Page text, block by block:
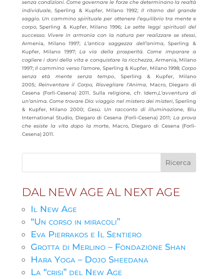
senza condizioni. Come governare le forze che determinano la realtà
individuale, Sperling & Kupfer, Milano 1992;Il ritorno del grande
saggio. Un cammino spirituale per ottenere l’equilibrio tra mente e
corpo, Sperling & Kupfer, Milano 1996; Le sette leggi spirituali del
successo. Vivere in armonia con la natura per realizzare se stessi,
Armenia, Milano 1997;L’antica saggezza dell’anima, Sperling &
Kupfer, Milano 1997; La via della prosperità. Come imparare a
cogliere i doni della vita e conquistare la ricchezza, Armenia, Milano
1997;Il cammino verso l’amore, Sperling & Kupfer, Milano 1998;Corpo
senza età mente senza tempo, Sperling & Kupfer, Milano
2005; Reinventare il Corpo, Risvegliare l’Anima, Macro, Diegaro di
Cesena (Forlì-Cesena) 2011. Sulla religione, cfr. Idem,L’avventura di
un’anima. Come trovare Dio: viaggio nel mistero dei misteri, Sperling
& Kupfer, Milano 2000; Gesù. Un racconto di illuminazione, Blu
International Studio, Diegaro di Cesena (Forlì-Cesena) 2011; La prova
che esiste la vita dopo la morte, Macro, Diegaro di Cesena (Forlì-
Cesena) 2011.
DAL NEW AGE AL NEXT AGE
Il New Age
“Un corso in miracoli”
Eva Pierrakos e Il Sentiero
Grotta di Merlino – Fondazione Shan
Hara Yoga – Dojo Sheedana
La “crisi” del New Age